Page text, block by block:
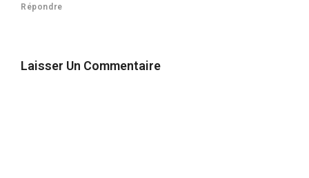
Répondre
Laisser Un Commentaire